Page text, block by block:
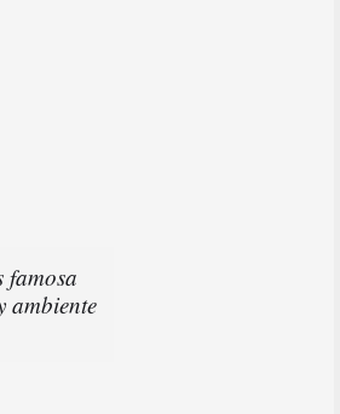
ambiente